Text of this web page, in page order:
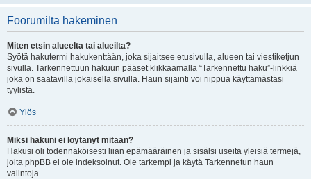
Foorumilta hakeminen
Miten etsin alueelta tai alueilta?
Syötä hakutermi hakukenttään, joka sijaitsee etusivulla, alueen tai viestiketjun
sivulla. Tarkennettuun hakuun pääset klikkaamalla “Tarkennettu haku”-linkkiä
joka on saatavilla jokaisella sivulla. Haun sijainti voi riippua käyttämästäsi
tyylistä.
Ylös
Miksi hakuni ei löytänyt mitään?
Hakusi oli todennäköisesti liian epämääräinen ja sisälsi useita yleisiä termejä,
joita phpBB ei ole indeksoinut. Ole tarkempi ja käytä Tarkennetun haun
valintoja.